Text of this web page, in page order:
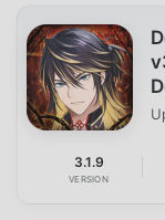
3.1.9
VERSION